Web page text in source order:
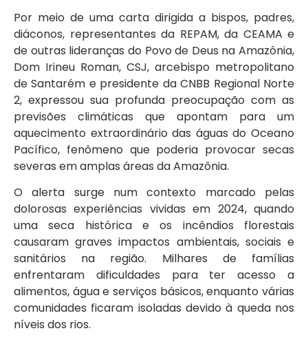
Por meio de uma carta dirigida a bispos, padres,
diáconos, representantes da REPAM, da CEAMA e
de outras lideranças do Povo de Deus na Amazônia,
Dom Irineu Roman, CSJ, arcebispo metropolitano
de Santarém e presidente da CNBB Regional Norte
2, expressou sua profunda preocupação com as
previsões climáticas que apontam para um
aquecimento extraordinário das águas do Oceano
Pacífico, fenômeno que poderia provocar secas
severas em amplas áreas da Amazônia.
O alerta surge num contexto marcado pelas
dolorosas experiências vividas em 2024, quando
uma seca histórica e os incêndios florestais
causaram graves impactos ambientais, sociais e
sanitários na região. Milhares de famílias
enfrentaram dificuldades para ter acesso a
alimentos, água e serviços básicos, enquanto várias
comunidades ficaram isoladas devido à queda nos
níveis dos rios.